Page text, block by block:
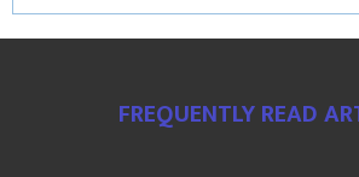
FREQUENTLY READ